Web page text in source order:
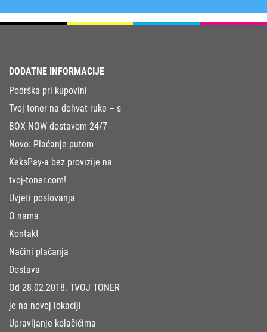
DODATNE INFORMACIJE
Podrška pri kupovini
Tvoj toner na dohvat ruke – s
BOX NOW dostavom 24/7
Novo: Plaćanje putem
KeksPay-a bez provizije na
tvoj-toner.com!
Uvjeti poslovanja
O nama
Kontakt
Načini plaćanja
Dostava
Od 28.02.2018. TVOJ TONER
je na novoj lokaciji
Upravljanje kolačićima